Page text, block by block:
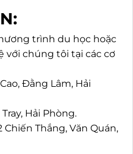
trình du học hoặc
với chúng tôi tại các cơ
Đằng Lâm, Hải
Hải Phòng.
Chiến Thắng, Văn Quán,